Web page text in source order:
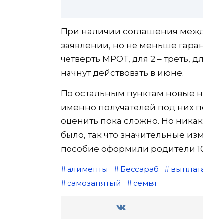
При наличии соглашения
заявлении, но не меньше
четверть МРОТ, для 2 – треть,
начнут действовать в июне.
По остальным пунктам новые
именно получателей под них
оценить пока сложно. Но
было, так что значительные
пособие оформили родители
алименты Бессараб
самозанятый
семья